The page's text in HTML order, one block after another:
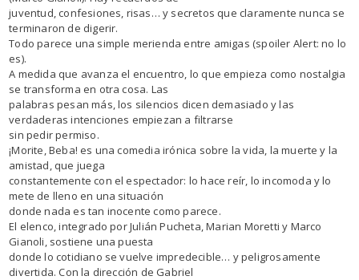
juventud, confesiones, risas… y secretos que claramente nunca se
terminaron de digerir.
Todo parece una simple merienda entre amigas (spoiler Alert: no lo
es).
A medida que avanza el encuentro, lo que empieza como nostalgia
se transforma en otra cosa. Las
palabras pesan más, los silencios dicen demasiado y las
verdaderas intenciones empiezan a filtrarse
sin pedir permiso.
¡Morite, Beba! es una comedia irónica sobre la vida, la muerte y la
amistad, que juega
constantemente con el espectador: lo hace reír, lo incomoda y lo
mete de lleno en una situación
donde nada es tan inocente como parece.
El elenco, integrado por Julián Pucheta, Marian Moretti y Marco
Gianoli, sostiene una puesta
donde lo cotidiano se vuelve impredecible… y peligrosamente
divertida. Con la dirección de Gabriel